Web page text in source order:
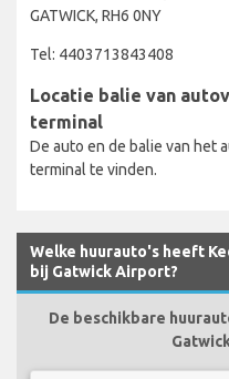
GATWICK, RH6 0NY
Tel: 4403713843408
Locatie balie van
terminal
De auto en de balie van het
terminal te vinden.
Welke huurauto's heeft
bij Gatwick Airport?
De beschikbare